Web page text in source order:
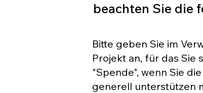
beachten Sie die
Bitte geben Sie im
Projekt an, für das Sie
"Spende", wenn Sie
generell unterstützen